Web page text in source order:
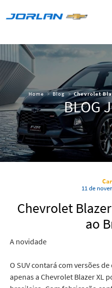
Home Blog Chevrolet
BLOG
11 de
Chevrolet
ao
A novidade
O SUV contará com versões
apenas a Chevrolet Blazer XL